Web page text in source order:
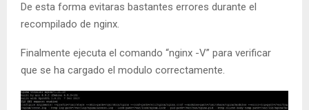
De esta forma evitaras bastantes errores durante el
recompilado de nginx.
Finalmente ejecuta el comando “nginx -V” para verificar
que se ha cargado el modulo correctamente.